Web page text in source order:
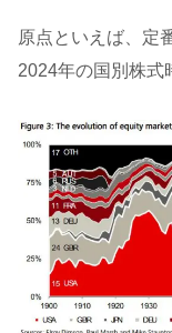
原点といえば、定
2024年の国別株式